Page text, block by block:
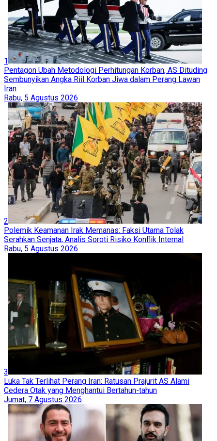
1
Pentagon Ubah Metodologi Perhitungan Korban, AS Dituding
Sembunyikan Angka Riil Korban Jiwa dalam Perang Lawan
Iran
Rabu, 5 Agustus 2026
2
Polemik Keamanan Irak Memanas: Faksi Utama Tolak
Serahkan Senjata, Analis Soroti Risiko Konflik Internal
Rabu, 5 Agustus 2026
3
Luka Tak Terlihat Perang Iran: Ratusan Prajurit AS Alami
Cedera Otak yang Menghantui Bertahun-tahun
Jumat, 7 Agustus 2026